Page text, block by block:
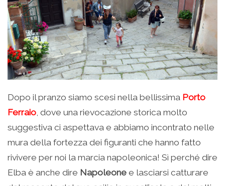
Dopo il pranzo siamo scesi nella bellissima Porto
Ferraio, dove una rievocazione storica molto
suggestiva ci aspettava e abbiamo incontrato nelle
mura della fortezza dei figuranti che hanno fatto
rivivere per noi la marcia napoleonica! Sì perché dire
Elba è anche dire Napoleone e lasciarsi catturare